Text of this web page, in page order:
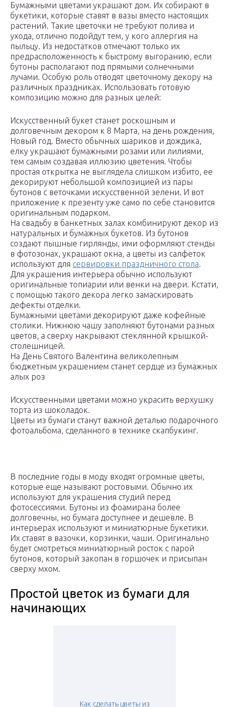
Бумажными цветами украшают дом. Их собирают в
букетики, которые ставят в вазы вместо настоящих
растений. Такие цветочки не требуют полива и
ухода, отлично подойдут тем, у кого аллергия на
пыльцу. Из недостатков отмечают только их
предрасположенность к быстрому выгоранию, если
бутоны располагают под прямыми солнечными
лучами. Особую роль отводят цветочному декору на
различных праздниках. Использовать готовую
композицию можно для разных целей:
Искусственный букет станет роскошным и
долговечным декором к 8 Марта, на день рождения,
Новый год. Вместо обычных шариков и дождика,
елку украшают бумажными розами или лилиями,
тем самым создавая иллюзию цветения. Чтобы
простая открытка не выглядела слишком избито, ее
декорируют небольшой композицией из пары
бутонов с веточками искусственной зелени. И вот
приложение к презенту уже само по себе становится
оригинальным подарком.
На свадьбу в банкетных залах комбинируют декор из
натуральных и бумажных букетов. Из бутонов
создают пышные гирлянды, ими оформляют стенды
в фотозонах, украшают окна, а цветы из салфеток
используют для сервировки праздничного стола.
Для украшения интерьера обычно используют
оригинальные топиарии или венки на двери. Кстати,
с помощью такого декора легко замаскировать
дефекты отделки.
Бумажными цветами декорируют даже кофейные
столики. Нижнюю чашу заполняют бутонами разных
цветов, а сверху накрывают стеклянной крышкой-
столешницей.
На День Святого Валентина великолепным
бюджетным украшением станет сердце из бумажных
алых роз
Искусственными цветами можно украсить верхушку
торта из шоколадок.
Цветы из бумаги станут важной деталью подарочного
фотоальбома, сделанного в технике скапбукинг.
В последние годы в моду входят огромные цветы,
которые еще называют ростовыми. Обычно их
используют для украшения студий перед
фотосессиями. Бутоны из фоамирана более
долговечны, но бумага доступнее и дешевле. В
интерьерах используют и миниатюрные букетики.
Их ставят в вазочки, корзинки, чаши. Оригинально
будет смотреться миниатюрный росток с парой
бутонов, который закопан в горшочек и присыпан
сверху мхом.
Простой цветок из бумаги для
начинающих
Как сделать цветы из